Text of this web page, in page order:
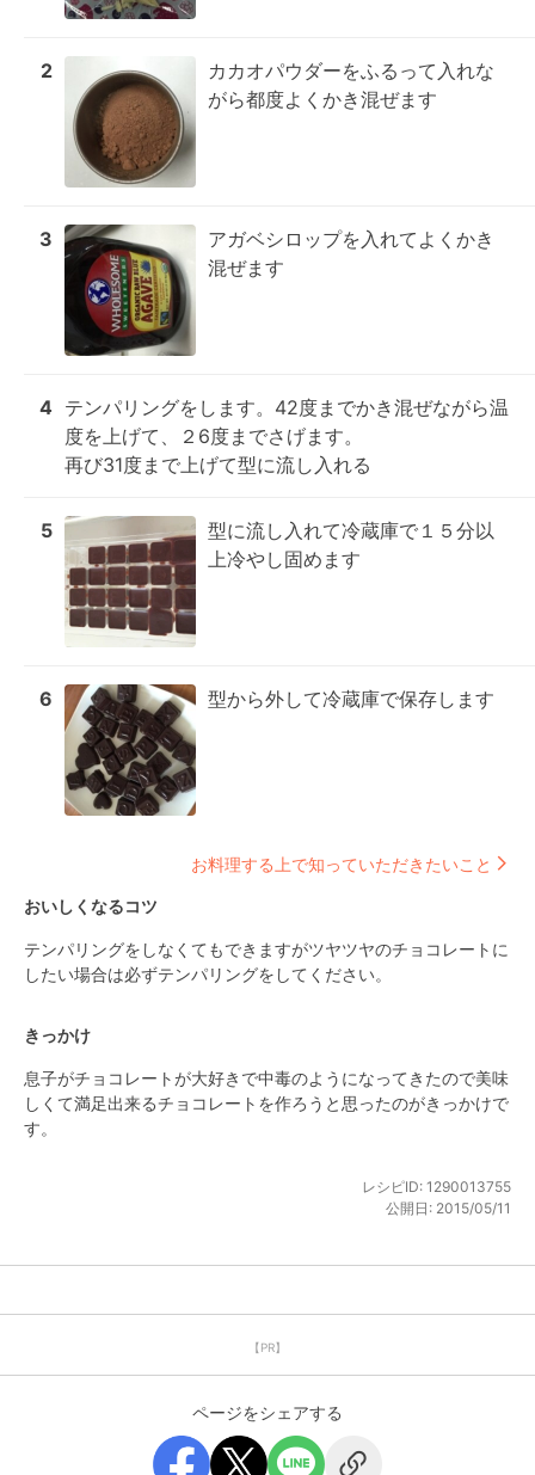
2
カカオパウダーをふるって入れな
がら都度よくかき混ぜます
3
アガベシロップを入れてよくかき
混ぜます
4 テンパリングをします。42度までかき混ぜながら温
度を上げて、２6度までさげます。
再び31度まで上げて型に流し入れる
5
型に流し入れて冷蔵庫で１５分以
上冷やし固めます
6 型から外して冷蔵庫で保存します
お料理する上で知っていただきたいこと
おいしくなるコツ
テンパリングをしなくてもできますがツヤツヤのチョコレートに
したい場合は必ずテンパリングをしてください。
きっかけ
息子がチョコレートが大好きで中毒のようになってきたので美味
しくて満足出来るチョコレートを作ろうと思ったのがきっかけで
す。
レシピID: 1290013755
公開日: 2015/05/11
【PR】
ページをシェアする